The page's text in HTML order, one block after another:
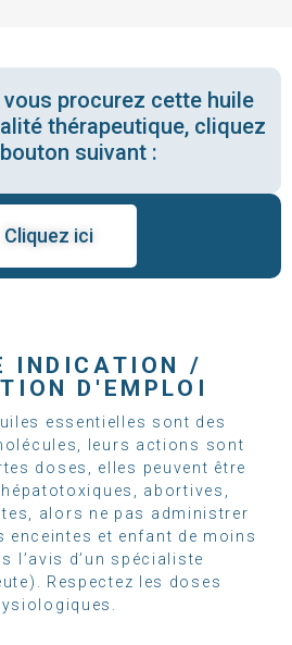
procurez cette huile
thérapeutique, cliquez
suivant :
Cliquez ici
INDICATION /
D'EMPLOI
essentielles sont des
leurs actions sont
doses, elles peuvent être
abortives,
alors ne pas administrer
enceintes et enfant de moins
l’avis d’un spécialiste
Respectez les doses